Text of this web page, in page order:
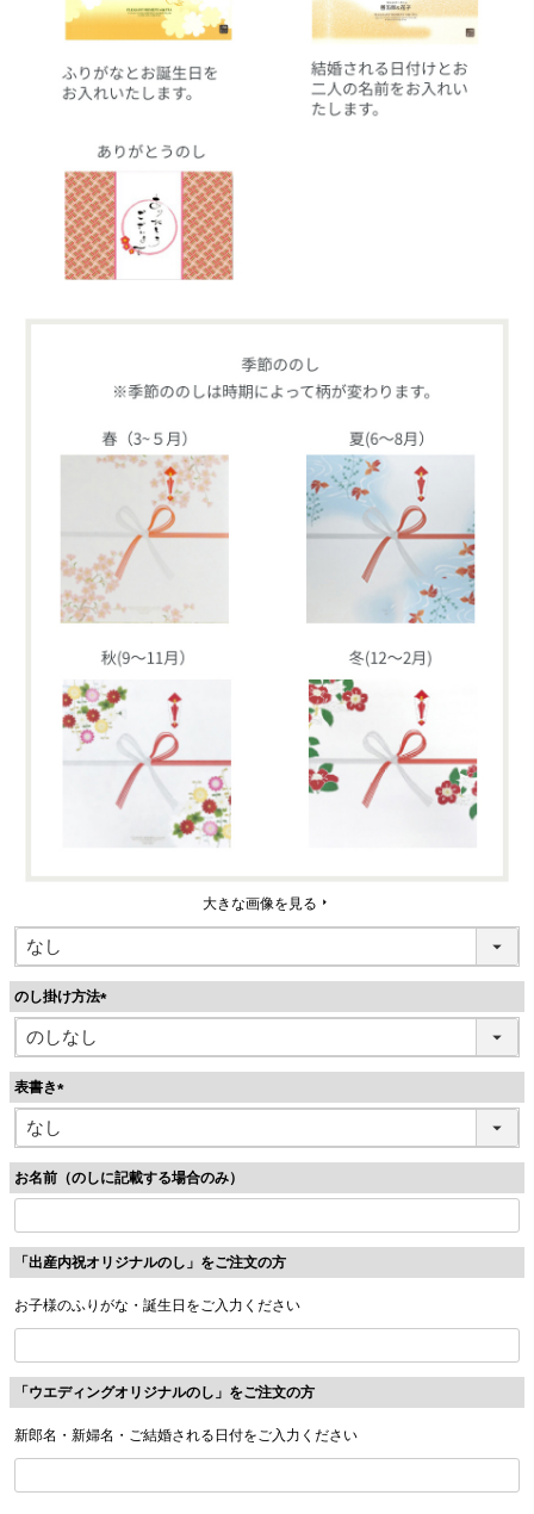
大きな画像を見る
のし掛け方法
(
表書き
(
必
お名前（のしに記載する場合のみ）
「出産内祝オリジナルのし」をご注文の方
お子様のふりがな・誕生日をご入力ください
「ウエディングオリジナルのし」をご注文の方
新郎名・新婦名・ご結婚される日付をご入力ください